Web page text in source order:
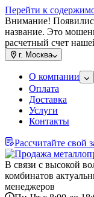
Перейти к
Внимание!
название. Это
расчетный счет
г. Москва
О компании
Оплата
Доставка
Услуги
Контакты
Рассчитайте свой
В связи с высокой
комбинатов
менеджеров